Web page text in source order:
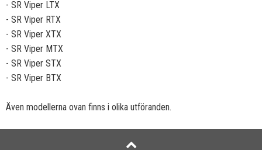
- SR Viper LTX
- SR Viper RTX
- SR Viper XTX
- SR Viper MTX
- SR Viper STX
- SR Viper BTX
Även modellerna ovan finns i olika utföranden.